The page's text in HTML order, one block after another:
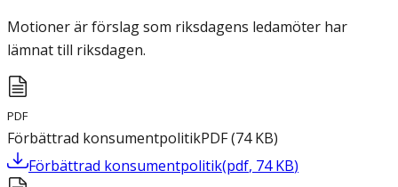
Motioner är förslag som riksdagens ledamöter har
lämnat till riksdagen.
PDF
Förbättrad konsumentpolitikPDF(74 KB)
Förbättrad konsumentpolitik(pdf, 74 KB)